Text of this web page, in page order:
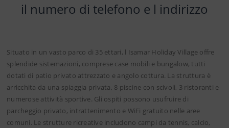
il numero di telefono e l indirizzo
Situato in un vasto parco di 35 ettari, l Isamar Holiday Village offre
splendide sistemazioni, comprese case mobili e bungalow, tutti
dotati di patio privato attrezzato e angolo cottura. La struttura è
arricchita da una spiaggia privata, 8 piscine con scivoli, 3 ristoranti e
numerose attività sportive. Gli ospiti possono usufruire di
parcheggio privato, intrattenimento e WiFi gratuito nelle aree
comuni. Le strutture ricreative includono campi da tennis, calcio,